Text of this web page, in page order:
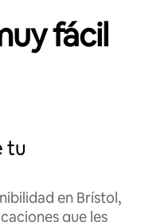
fácil
tu
en Brístol,
que les